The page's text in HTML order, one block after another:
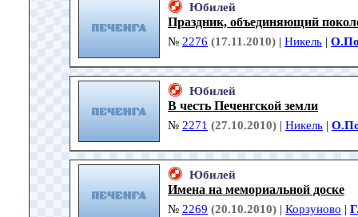
Юбилей
Праздник, объединяющий
№ 2276 (17.11.2010) | Никель |
Юбилей
В честь Печенгской земли
№ 2271 (27.10.2010) | Никель |
Юбилей
Имена на мемориальной доске
№ 2269 (20.10.2010) | Корзуново |